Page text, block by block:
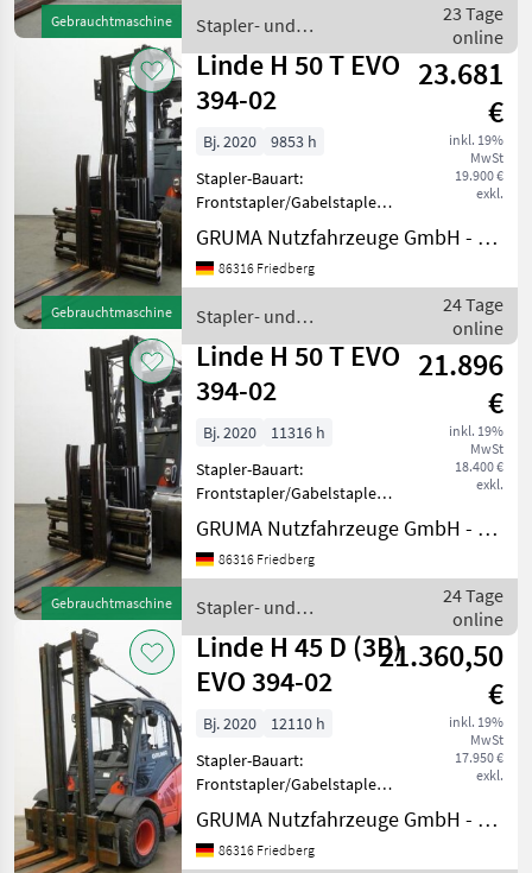
Gebrauchtmaschine
Gabelträger -
Doppelpalettenklammer
DURWEN DPK45-C, Breit
Stapler- und
Lagertechnik / Linde
23 Tage
online
Gebrauchtmaschine
Linde H 50 T EVO
394-02
23.681
€
inkl. 19%
MwSt
19.900 €
exkl.
Bj. 2020
9853 h
Stapler-Bauart:
Frontstapler/Gabelstapler -
Fahrzeug:
Doppelzusatzhydraulik + 3.
Steuerkreis - Mast:
Steuerkreis - Gabelträger -
Dreifachk
GRUMA Nutzfahrzeuge GmbH - Staplertechnik
86316 Friedberg
Stapler- und
Lagertechnik / Linde
24 Tage
online
Gebrauchtmaschine
Linde H 50 T EVO
394-02
21.896
€
inkl. 19%
MwSt
18.400 €
exkl.
Bj. 2020
11316 h
Stapler-Bauart:
Frontstapler/Gabelstapler -
Fahrzeug:
Doppelzusatzhydraulik + 3.
Steuerkreis - Mast:
Steuerkreis - Gabelträger -
Dreifachk
GRUMA Nutzfahrzeuge GmbH - Staplertechnik
86316 Friedberg
Stapler- und
Lagertechnik / Linde
24 Tage
online
Linde H 45 D (3B)
EVO 394-02
21.360,50
€
inkl. 19%
MwSt
17.950 €
exkl.
Bj. 2020
12110 h
Stapler-Bauart:
Frontstapler/Gabelstapler -
Fahrzeug:
Einfachzusatzhydraulik -
Mast:
GRUMA Nutzfahrzeuge GmbH - Staplertechnik
86316 Friedberg